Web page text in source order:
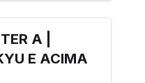
A |
E ACIMA